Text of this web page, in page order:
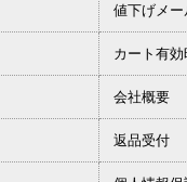
値下げメー
カート有効
会社概要
返品受付